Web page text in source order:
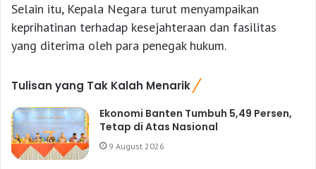
Selain itu, Kepala Negara turut menyampaikan
keprihatinan terhadap kesejahteraan dan fasilitas
yang diterima oleh para penegak hukum.
Tulisan yang Tak Kalah Menarik
Ekonomi Banten Tumbuh 5,49 Persen,
Tetap di Atas Nasional
9 August 2026